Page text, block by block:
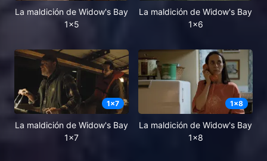
La maldición de Widow's Bay
1x5
La maldición de Widow's Bay
1x6
1x7
La maldición de Widow's Bay
1x7
1x8
La maldición de Widow's Bay
1x8